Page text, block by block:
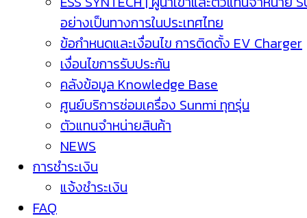
อย่างเป็นทางการในประเทศไทย
ข้อกำหนดและเงื่อนไข การติดตั้ง EV Charger
เงื่อนไขการรับประกัน
คลังข้อมูล Knowledge Base
ศูนย์บริการซ่อมเครื่อง Sunmi ทุกรุ่น
ตัวแทนจำหน่ายสินค้า
NEWS
การชำระเงิน
แจ้งชำระเงิน
FAQ